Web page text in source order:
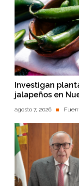
Investigan
jalapeños en
agosto 7, 2026